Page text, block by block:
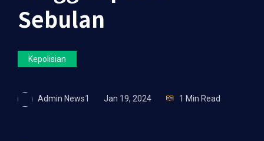
Sebulan
Kepolisian
Admin News1 Jan 19, 2024 1 Min Read